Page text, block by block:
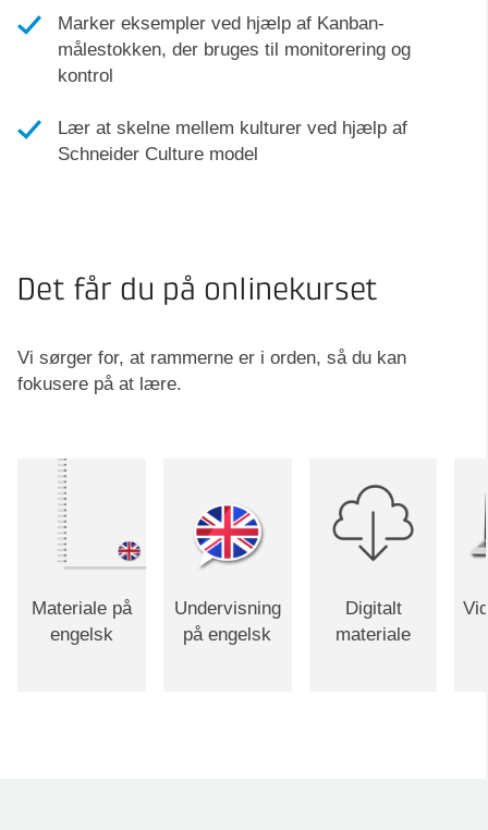
Marker eksempler ved hjælp af Kanban-
målestokken, der bruges til monitorering og
kontrol
Lær at skelne mellem kulturer ved hjælp af
Schneider Culture model
Det får du på onlinekurset
Vi sørger for, at rammerne er i orden, så du kan
fokusere på at lære.
Materiale på
engelsk
Undervisning
på engelsk
Digitalt
materiale